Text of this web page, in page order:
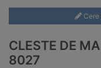
CLESTE DE
8027